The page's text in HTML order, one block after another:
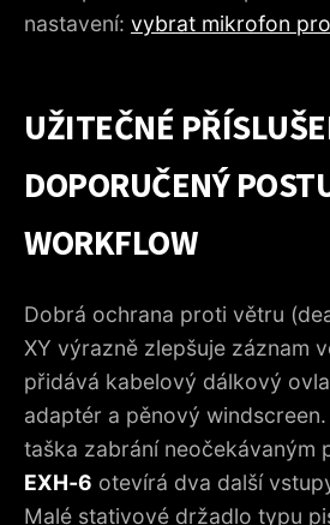
nastavení: vybrat mikrofon
UŽITEČNÉ
DOPORUČENÝ
WORKFLOW
Dobrá ochrana proti větru
XY výrazně zlepšuje záznam
přidává kabelový dálkový
adaptér a pěnový
taška zabrání neočekávaným
EXH‑6 otevírá dva další
Malé stativové držadlo typu